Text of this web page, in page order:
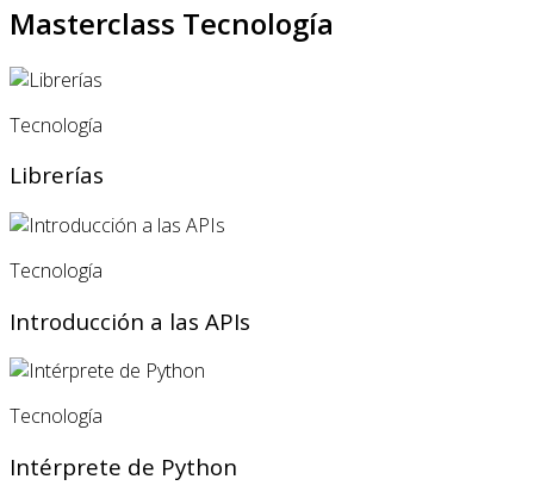
Masterclass Tecnología
Tecnología
Librerías
Tecnología
Introducción a las APIs
Tecnología
Intérprete de Python